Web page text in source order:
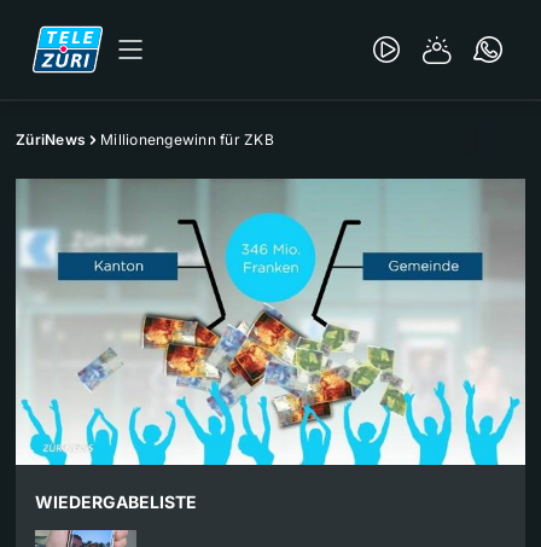
ZüriNews Millionengewinn für ZKB
WIEDERGABELISTE